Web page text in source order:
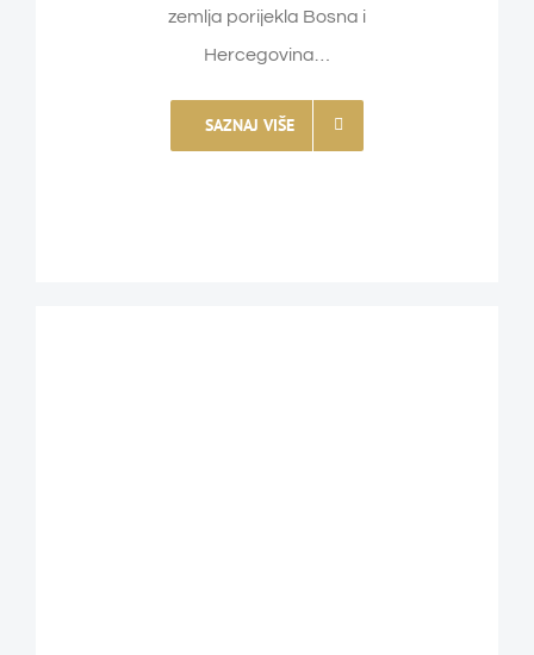
zemlja porijekla Bosna i
Hercegovina…
SAZNAJ VIŠE